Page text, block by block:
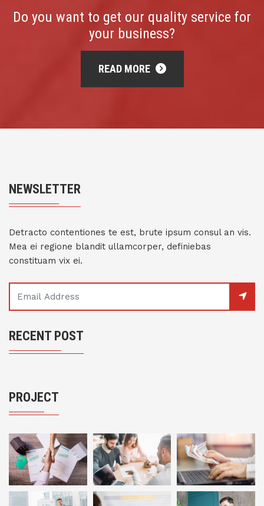
Do you want to get our quality service for
your business?
READ MORE
NEWSLETTER
Detracto contentiones te est, brute ipsum consul an vis.
Mea ei regione blandit ullamcorper, definiebas
constituam vix ei.
RECENT POST
PROJECT